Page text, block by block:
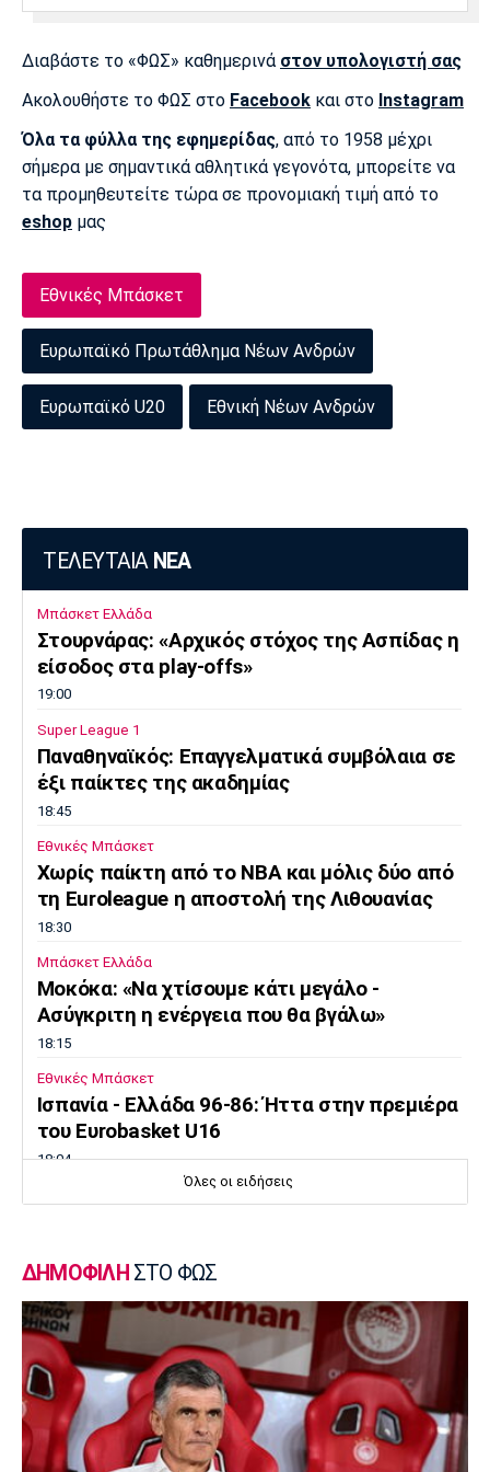
Διαβάστε το «ΦΩΣ» καθημερινά στον υπολογιστή σας
Ακολουθήστε το ΦΩΣ στο Facebook και στο Instagram
Όλα τα φύλλα της εφημερίδας, από το 1958 μέχρι
σήμερα με σημαντικά αθλητικά γεγονότα, μπορείτε να
τα προμηθευτείτε τώρα σε προνομιακή τιμή από το
eshop μας
Εθνικές Μπάσκετ
Ευρωπαϊκό Πρωτάθλημα Νέων Ανδρών
Ευρωπαϊκό U20 Εθνική Νέων Ανδρών
ΤΕΛΕΥΤΑΙΑ ΝΕΑ
Μπάσκετ Ελλάδα
Στουρνάρας: «Αρχικός στόχος της Ασπίδας η
είσοδος στα play-offs»
19:00
Super League 1
Παναθηναϊκός: Επαγγελματικά συμβόλαια σε
έξι παίκτες της ακαδημίας
18:45
Εθνικές Μπάσκετ
Χωρίς παίκτη από το ΝΒΑ και μόλις δύο από
τη Euroleague η αποστολή της Λιθουανίας
18:30
Μπάσκετ Ελλάδα
Μοκόκα: «Να χτίσουμε κάτι μεγάλο -
Ασύγκριτη η ενέργεια που θα βγάλω»
18:15
Εθνικές Μπάσκετ
Ισπανία - Ελλάδα 96-86: Ήττα στην πρεμιέρα
του Ευrobasket U16
18:04
18:00
Super League 1
Ολυμπιακός: Στα «ερυθρόλευκα» ο γιός του
Τζιοβάνι!
17:56
Super League 2
Στον Πανσερραϊκό ο Μπίτζιος
Όλες οι ειδήσεις
ΔΗΜΟΦΙΛΗ ΣΤΟ ΦΩΣ